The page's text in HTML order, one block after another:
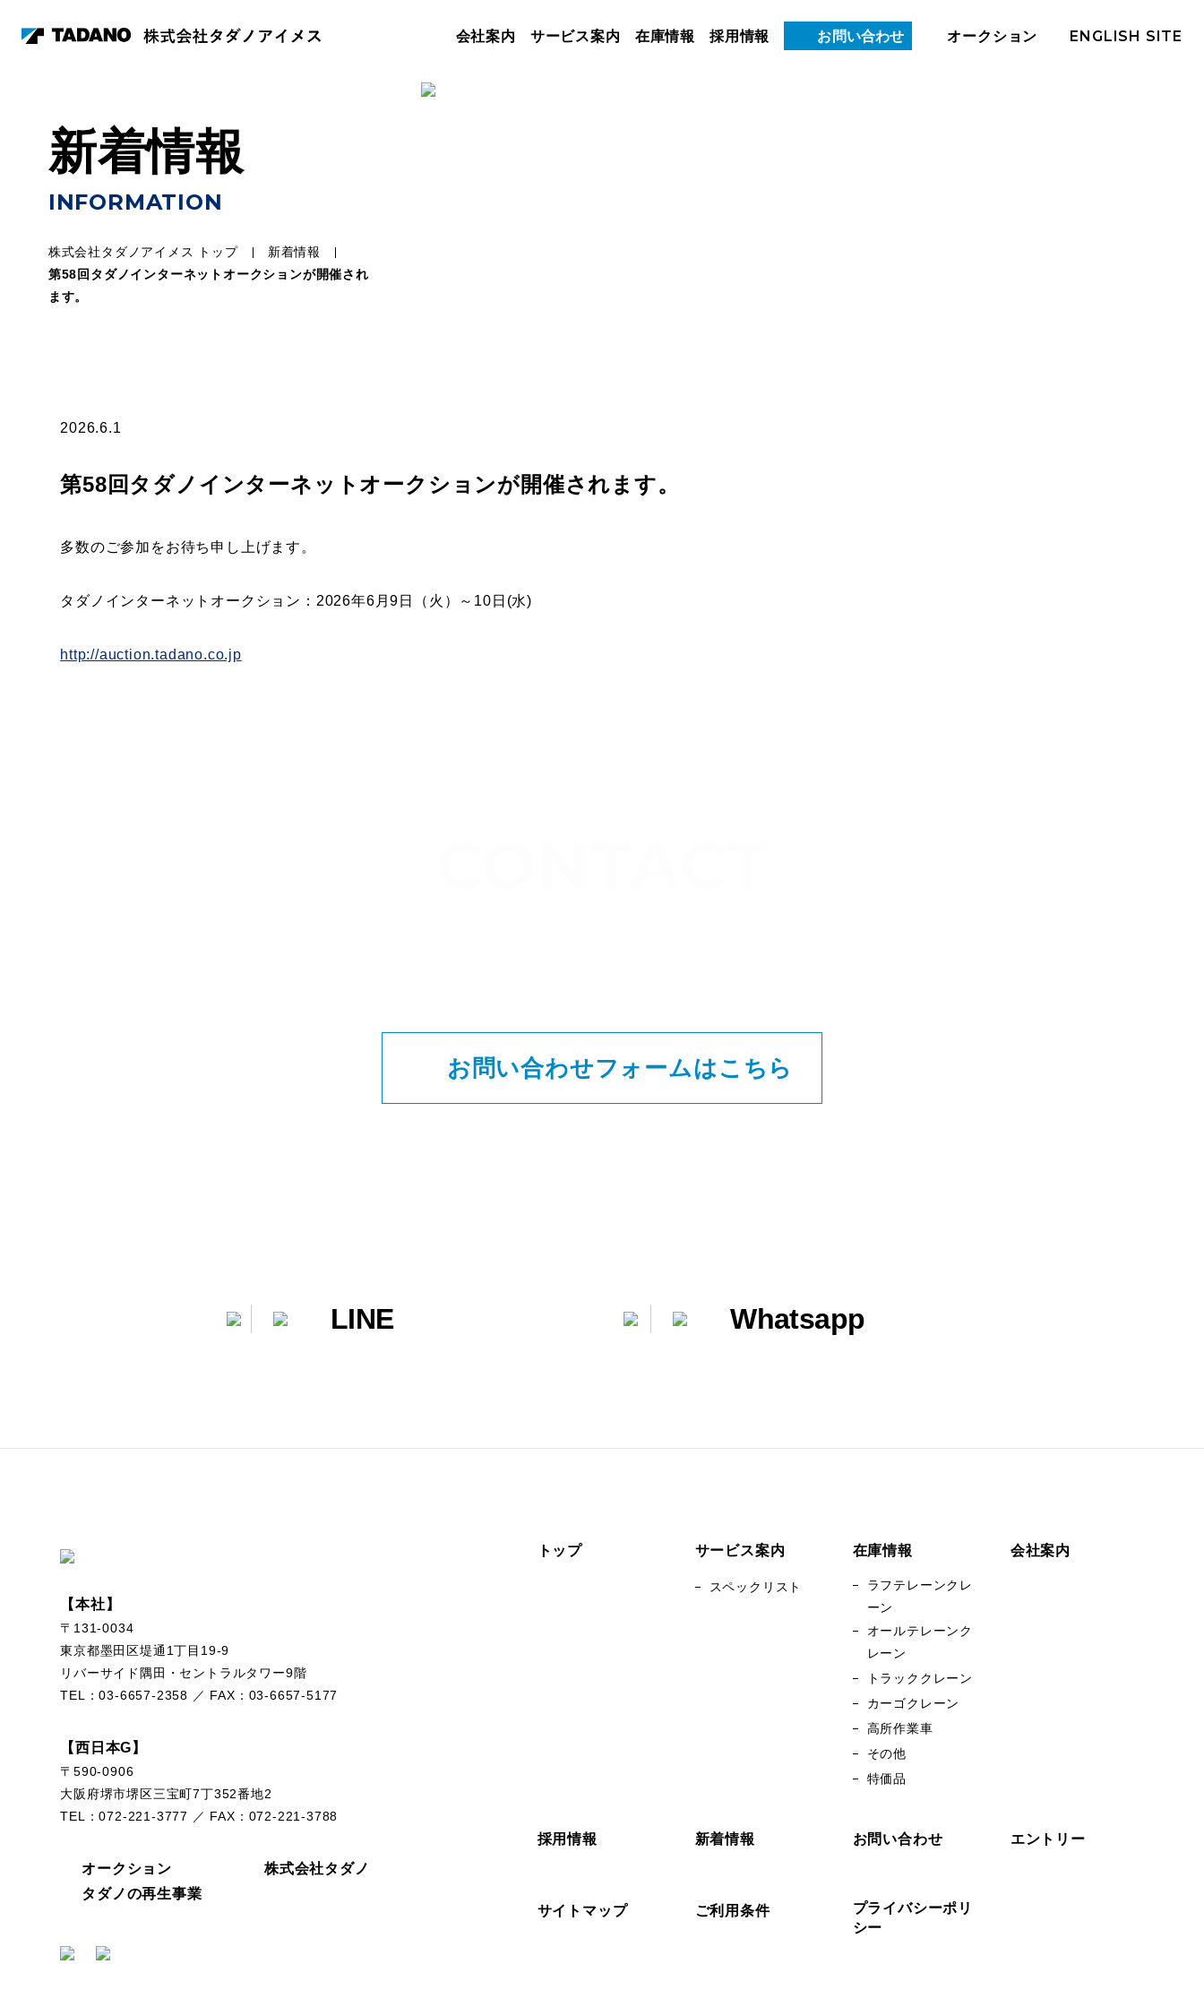
会社案内 サービス案内 在庫情報 採用情報 お問い合わせ オークション ENGLISH SITE
新着情報
INFORMATION
株式会社タダノアイメス トップ
新着情報
第58回タダノインターネットオークションが開催され
ます。
2026.6.1
第58回タダノインターネットオークションが開催されます。
多数のご参加をお待ち申し上げます。
タダノインターネットオークション：2026年6月9日（火）～10日(水)
http://auction.tadano.co.jp
お問い合わせフォームはこちら
LINE Whatsapp
【本社】
〒131-0034
東京都墨田区堤通1丁目19-9
リバーサイド隅田・セントラルタワー9階
TEL：03-6657-2358 ／ FAX：03-6657-5177
【西日本G】
〒590-0906
大阪府堺市堺区三宝町7丁352番地2
TEL：072-221-3777 ／ FAX：072-221-3788
オークション
株式会社タダノ
タダノの再生事業
トップ サービス案内
スペックリスト
在庫情報
ラフテレーンクレ
ーン
オールテレーンク
レーン
トラッククレーン
カーゴクレーン
高所作業車
その他
特価品
会社案内
採用情報 新着情報 お問い合わせ エントリー
サイトマップ ご利用条件
プライバシーポリ
シー